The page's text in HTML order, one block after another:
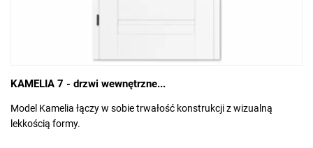
KAMELIA 7 - drzwi wewnętrzne...
Model Kamelia łączy w sobie trwałość konstrukcji z wizualną
lekkością formy.